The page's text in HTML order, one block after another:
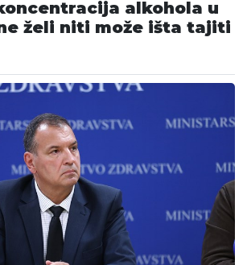
alkohola u
želi niti može išta tajiti